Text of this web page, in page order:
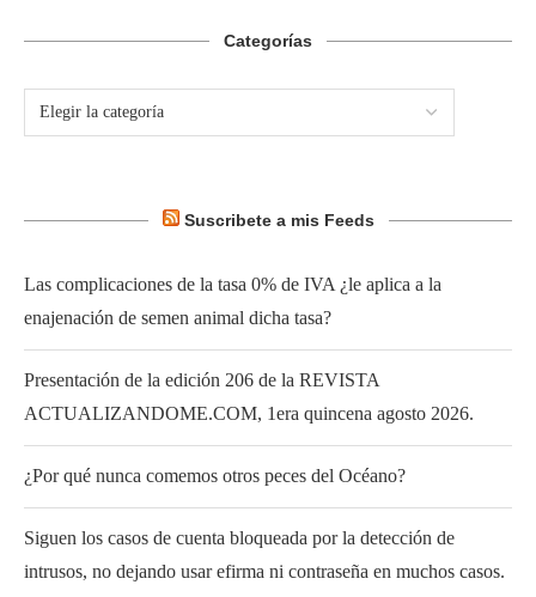
Categorías
Suscribete a mis Feeds
Las complicaciones de la tasa 0% de IVA ¿le aplica a la
enajenación de semen animal dicha tasa?
Presentación de la edición 206 de la REVISTA
ACTUALIZANDOME.COM, 1era quincena agosto 2026.
¿Por qué nunca comemos otros peces del Océano?
Siguen los casos de cuenta bloqueada por la detección de
intrusos, no dejando usar efirma ni contraseña en muchos casos.